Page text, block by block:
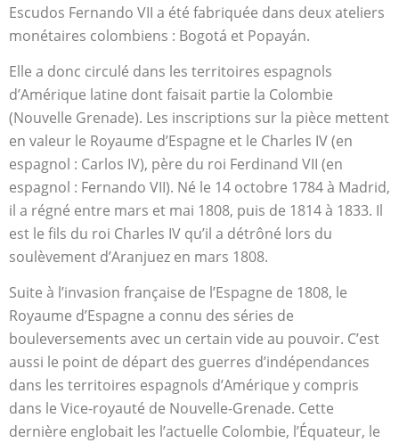
Escudos Fernando VII a été fabriquée dans deux ateliers
monétaires colombiens : Bogotá et Popayán.
Elle a donc circulé dans les territoires espagnols
d’Amérique latine dont faisait partie la Colombie
(Nouvelle Grenade). Les inscriptions sur la pièce mettent
en valeur le Royaume d’Espagne et le Charles IV (en
espagnol : Carlos IV), père du roi Ferdinand VII (en
espagnol : Fernando VII). Né le 14 octobre 1784 à Madrid,
il a régné entre mars et mai 1808, puis de 1814 à 1833. Il
est le fils du roi Charles IV qu’il a détrôné lors du
soulèvement d’Aranjuez en mars 1808.
Suite à l’invasion française de l’Espagne de 1808, le
Royaume d’Espagne a connu des séries de
bouleversements avec un certain vide au pouvoir. C’est
aussi le point de départ des guerres d’indépendances
dans les territoires espagnols d’Amérique y compris
dans le Vice-royauté de Nouvelle-Grenade. Cette
dernière englobait les l’actuelle Colombie, l’Équateur, le